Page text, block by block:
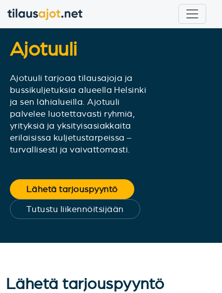
Ajotuuli
Ajotuuli tarjoaa tilausajoja ja
bussikuljetuksia alueella Helsinki
ja sen lähialueilla. Ajotuuli
palvelee luotettavasti ryhmiä,
yrityksiä ja yksityisasiakkaita
erilaisissa kuljetustarpeissa –
turvallisesti ja vaivattomasti.
Lähetä tarjouspyyntö
Tutustu liikennöitsijään
Lähetä tarjouspyyntö